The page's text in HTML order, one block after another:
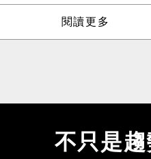
閱讀更多
不只是